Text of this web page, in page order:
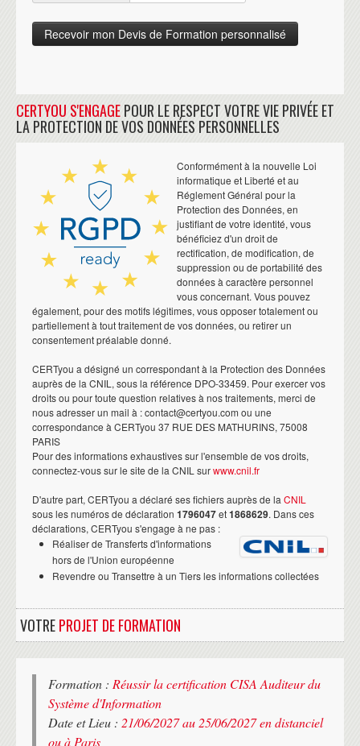
CERTYOU S'ENGAGEPOUR LE RESPECT VOTRE VIE PRIVÉE ET
LA PROTECTION DE VOS DONNÉES PERSONNELLES
Conformément à la nouvelle Loi
informatique et Liberté et au
Réglement Général pour la
Protection des Données, en
justifiant de votre identité, vous
bénéficiez d'un droit de
rectification, de modification, de
suppression ou de portabilité des
données à caractère personnel
vous concernant. Vous pouvez
également, pour des motifs légitimes, vous opposer totalement ou
partiellement à tout traitement de vos données, ou retirer un
consentement préalable donné.
CERTyou a désigné un correspondant à la Protection des Données
auprès de la CNIL, sous la référence DPO-33459. Pour exercer vos
droits ou pour toute question relatives à nos traitements, merci de
nous adresser un mail à : contact@certyou.com ou une
correspondance à CERTyou 37 RUE DES MATHURINS, 75008
PARIS
Pour des informations exhaustives sur l'ensemble de vos droits,
connectez-vous sur le site de la CNIL surwww.cnil.fr
D'autre part, CERTyou a déclaré ses fichiers auprès de la CNIL
sous les numéros de déclaration 1796047et1868629. Dans ces
déclarations, CERTyou s'engage à ne pas :
Réaliser de Transferts d'informations
hors de l'Union européenne
Revendre ou Transettre à un Tiers les informations collectées
VOTREPROJET DE FORMATION
Formation : Réussir la certification CISA Auditeur du
Système d'Information
Date et Lieu : 21/06/2027 au 25/06/2027 en distanciel
ou à Paris